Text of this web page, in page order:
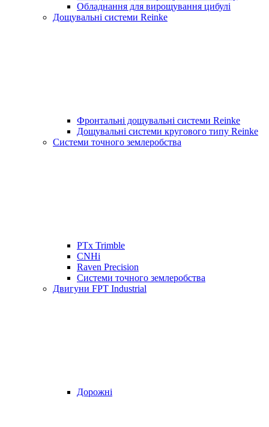
Обладнання для вирощування цибулі
Дощувальні системи Reinke
Фронтальні дощувальні системи Reinke
Дощувальні системи кругового типу Reinke
Системи точного землеробства
PTx Trimble
CNHi
Raven Precision
Системи точного землеробства
Двигуни FPT Industrial
Дорожні